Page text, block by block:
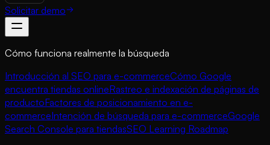
Solicitar demo
Cómo funciona realmente la búsqueda
Introducción al SEO para e-commerceCómo Google
encuentra tiendas onlineRastreo e indexación de páginas de
productoFactores de posicionamiento en e-
commerceIntención de búsqueda para e-commerceGoogle
Search Console para tiendasSEO Learning Roadmap